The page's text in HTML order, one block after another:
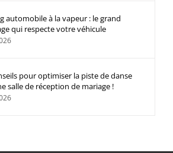
automobile à la vapeur : le grand
qui respecte votre véhicule
pour optimiser la piste de danse
salle de réception de mariage !